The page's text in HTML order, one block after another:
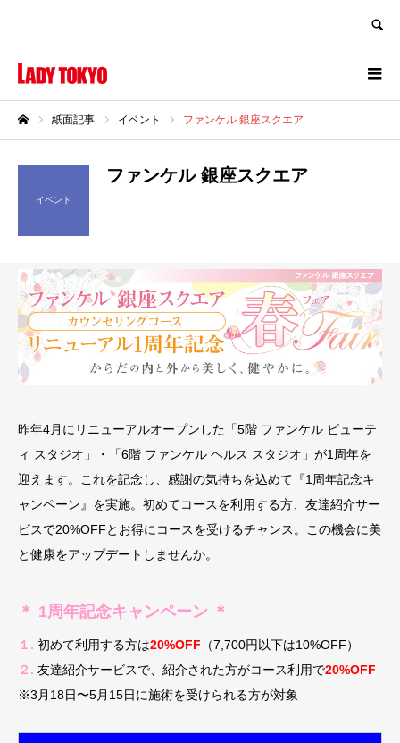
紙面記事 イベント ファンケル 銀座スクエア
イベント
ファンケル 銀座スクエア
昨年4月にリニューアルオープンした「5階 ファンケル ビューテ
ィ スタジオ」・「6階 ファンケル ヘルス スタジオ」が1周年を
迎えます。これを記念し、感謝の気持ちを込めて『1周年記念キ
ャンペーン』を実施。初めてコースを利用する方、友達紹介サー
ビスで20%OFFとお得にコースを受けるチャンス。この機会に美
と健康をアップデートしませんか。
＊ 1周年記念キャンペーン ＊
１. 初めて利用する方は20%OFF （7,700円以下は10%OFF）
２. 友達紹介サービスで、紹介された方がコース利用で20%OFF
※3月18日〜5月15日に施術を受けられる方が対象